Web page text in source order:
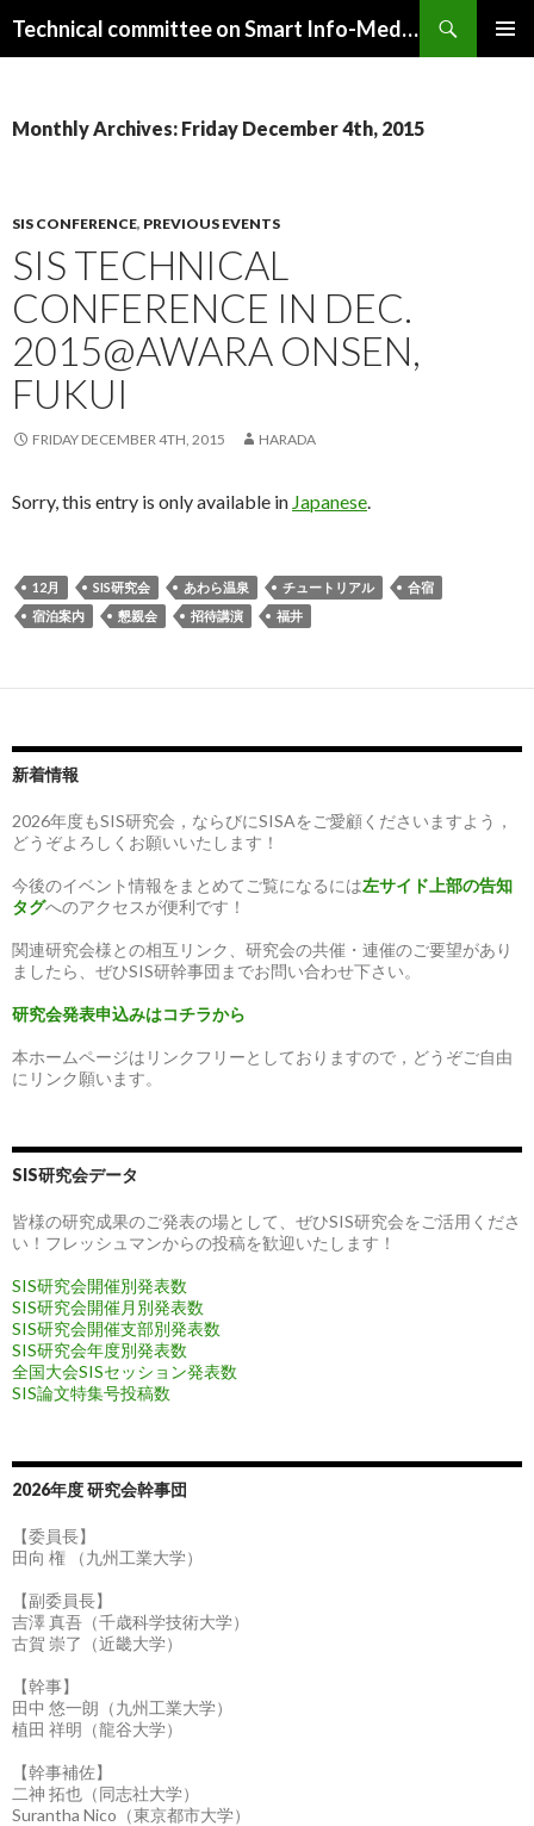
Technical committee on Smart Info-Media Systems (SIS), IEICE
Monthly Archives: Friday December 4th, 2015
SIS CONFERENCE, PREVIOUS EVENTS
SIS TECHNICAL
CONFERENCE IN DEC.
2015@AWARA ONSEN,
FUKUI
FRIDAY DECEMBER 4TH, 2015 HARADA
Sorry, this entry is only available in Japanese.
12月 SIS研究会 あわら温泉 チュートリアル
合宿
宿泊案内
懇親会 招待講演 福井
新着情報
2026年度もSIS研究会，ならびにSISAをご愛顧くださいますよう，
どうぞよろしくお願いいたします！
今後のイベント情報をまとめてご覧になるには左サイド上部の告知
タグへのアクセスが便利です！
関連研究会様との相互リンク、研究会の共催・連催のご要望があり
ましたら、ぜひSIS研幹事団までお問い合わせ下さい。
研究会発表申込みはコチラから
本ホームページはリンクフリーとしておりますので，どうぞご自由
にリンク願います。
SIS研究会データ
皆様の研究成果のご発表の場として、ぜひSIS研究会をご活用くださ
い！フレッシュマンからの投稿を歓迎いたします！
SIS研究会開催別発表数
SIS研究会開催月別発表数
SIS研究会開催支部別発表数
SIS研究会年度別発表数
全国大会SISセッション発表数
SIS論文特集号投稿数
2026年度 研究会幹事団
【委員長】
田向 権 （九州工業大学）
【副委員長】
吉澤 真吾（千歳科学技術大学）
古賀 崇了（近畿大学）
【幹事】
田中 悠一朗（九州工業大学）
植田 祥明（龍谷大学）
【幹事補佐】
二神 拓也（同志社大学）
Surantha Nico（東京都市大学）